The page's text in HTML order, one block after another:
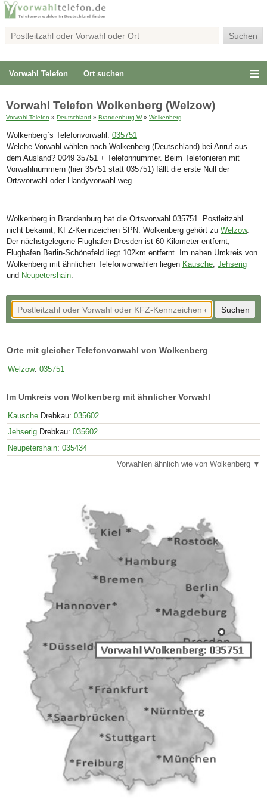
Vorwahl Telefon Ort suchen
Vorwahl Telefon Wolkenberg (Welzow)
Vorwahl Telefon » Deutschland » Brandenburg W» Wolkenberg
Wolkenberg`s Telefonvorwahl: 035751
Welche Vorwahl wählen nach Wolkenberg (Deutschland) bei Anruf aus
dem Ausland? 0049 35751 + Telefonnummer. Beim Telefonieren mit
Vorwahlnummern (hier 35751 statt 035751) fällt die erste Null der
Ortsvorwahl oder Handyvorwahl weg.
Wolkenberg in Brandenburg hat die Ortsvorwahl 035751. Postleitzahl
nicht bekannt, KFZ-Kennzeichen SPN. Wolkenberg gehört zu Welzow.
Der nächstgelegene Flughafen Dresden ist 60 Kilometer entfernt,
Flughafen Berlin-Schönefeld liegt 102km entfernt. Im nahen Umkreis von
Wolkenberg mit ähnlichen Telefonvorwahlen liegen Kausche, Jehserig
und Neupetershain.
Orte mit gleicher Telefonvorwahl von Wolkenberg
Welzow: 035751
Im Umkreis von Wolkenberg mit ähnlicher Vorwahl
Kausche Drebkau: 035602
Jehserig Drebkau: 035602
Neupetershain: 035434
Vorwahlen ähnlich wie von Wolkenberg ▼